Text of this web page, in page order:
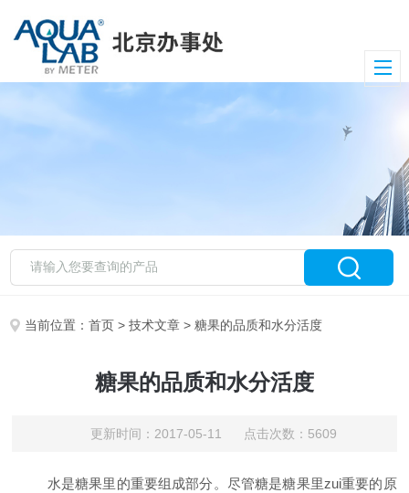
当前位置：首页 >技术文章 > 糖果的品质和水分活度
糖果的品质和水分活度
更新时间：2017-05-11 点击次数：5609
水是糖果里的重要组成部分。尽管糖是糖果里zui重要的原